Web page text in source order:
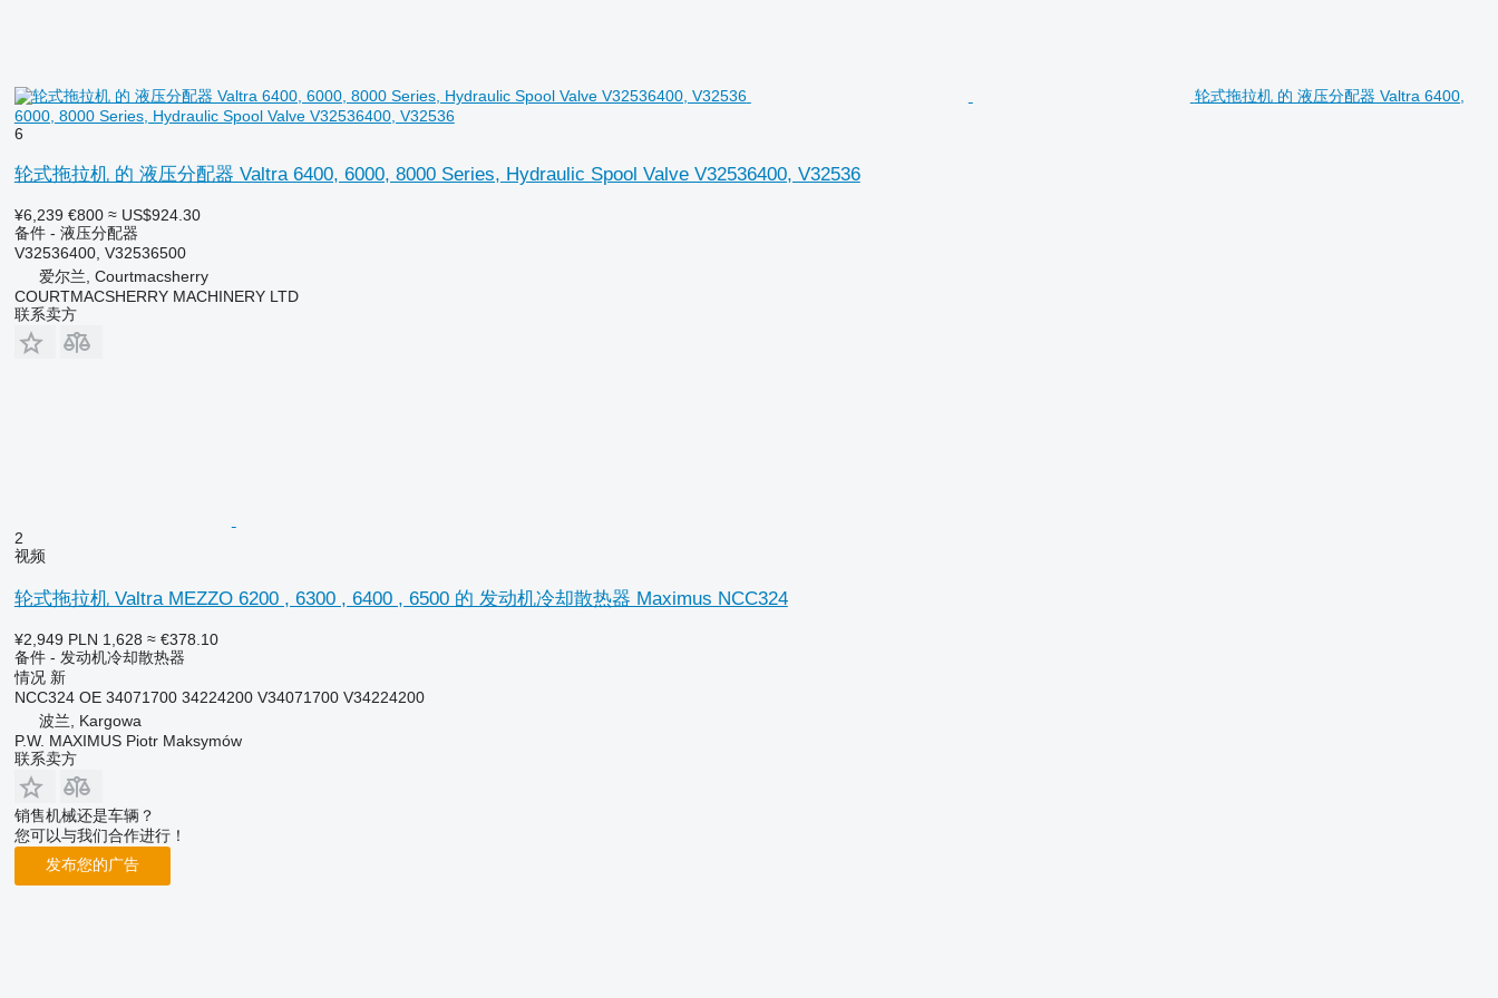
轮式拖拉机 的 液压分配器 Valtra 6400,
6000, 8000 Series, Hydraulic Spool Valve V32536400, V32536
6
轮式拖拉机 的 液压分配器 Valtra 6400, 6000, 8000 Series, Hydraulic Spool Valve V32536400, V32536
¥6,239 €800 ≈ US$924.30
备件 - 液压分配器
V32536400, V32536500
爱尔兰, Courtmacsherry
COURTMACSHERRY MACHINERY LTD
联系卖方
2
视频
轮式拖拉机 Valtra MEZZO 6200 , 6300 , 6400 , 6500 的 发动机冷却散热器 Maximus NCC324
¥2,949 PLN 1,628 ≈ €378.10
备件 - 发动机冷却散热器
情况新
NCC324 OE 34071700 34224200 V34071700 V34224200
波兰, Kargowa
P.W. MAXIMUS Piotr Maksymów
联系卖方
销售机械还是车辆？
您可以与我们合作进行！
发布您的广告